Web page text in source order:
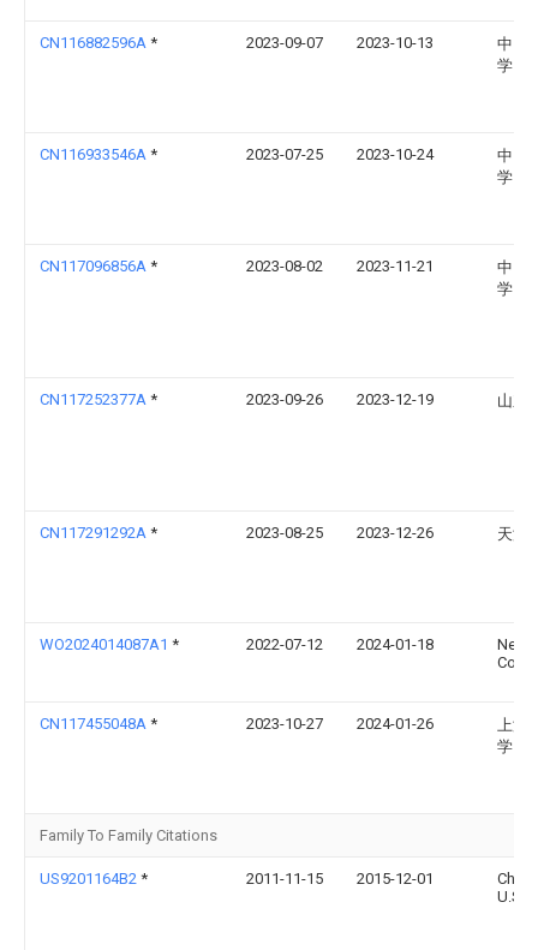
CN116882596A * 2023-09-07 2023-10-13
中国
学（
CN116933546A * 2023-07-25 2023-10-24
中国
学（
CN117096856A * 2023-08-02 2023-11-21
中国
学（
CN117252377A * 2023-09-26 2023-12-19 山东
CN117291292A * 2023-08-25 2023-12-26 天津
WO2024014087A1 * 2022-07-12 2024-01-18
Nec
CN117455048A * 2023-10-27 2024-01-26
上海
学
Family To Family Citations
US9201164B2 * 2011-11-15 2015-12-01